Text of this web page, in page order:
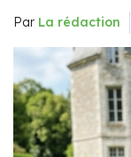
Par La rédaction